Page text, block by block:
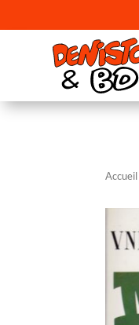
Accueil